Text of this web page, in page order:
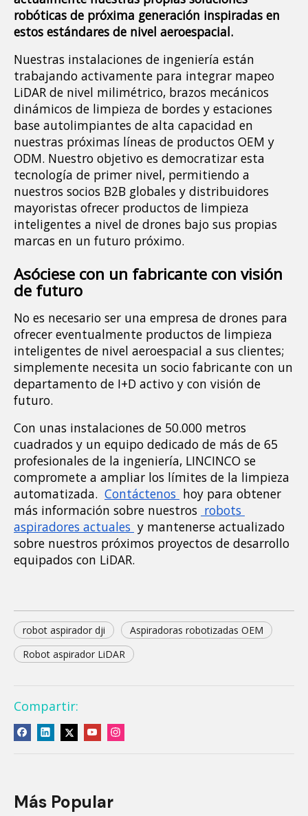
robóticas de próxima generación inspiradas en
estos estándares de nivel aeroespacial.
Nuestras instalaciones de ingeniería están
trabajando activamente para integrar mapeo
LiDAR de nivel milimétrico, brazos mecánicos
dinámicos de limpieza de bordes y estaciones
base autolimpiantes de alta capacidad en
nuestras próximas líneas de productos OEM y
ODM. Nuestro objetivo es democratizar esta
tecnología de primer nivel, permitiendo a
nuestros socios B2B globales y distribuidores
mayoristas ofrecer productos de limpieza
inteligentes a nivel de drones bajo sus propias
marcas en un futuro próximo.
Asóciese con un fabricante con visión
de futuro
No es necesario ser una empresa de drones para
ofrecer eventualmente productos de limpieza
inteligentes de nivel aeroespacial a sus clientes;
simplemente necesita un socio fabricante con un
departamento de I+D activo y con visión de
futuro.
Con unas instalaciones de 50.000 metros
cuadrados y un equipo dedicado de más de 65
profesionales de la ingeniería, LINCINCO se
compromete a ampliar los límites de la limpieza
automatizada. Contáctenos hoy para obtener
más información sobre nuestros robots
aspiradores actuales y mantenerse actualizado
sobre nuestros próximos proyectos de desarrollo
equipados con LiDAR.
robot aspirador dji
Aspiradoras robotizadas OEM
Robot aspirador LiDAR
Compartir:
Más Popular